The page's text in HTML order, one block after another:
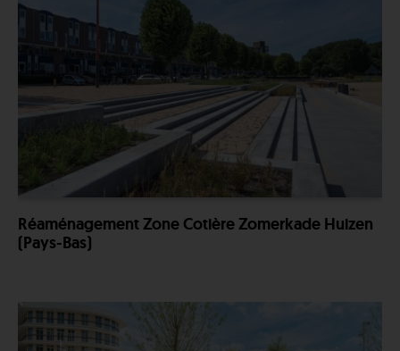
Réaménagement Zone Cotière Zomerkade Huizen
(Pays-Bas)